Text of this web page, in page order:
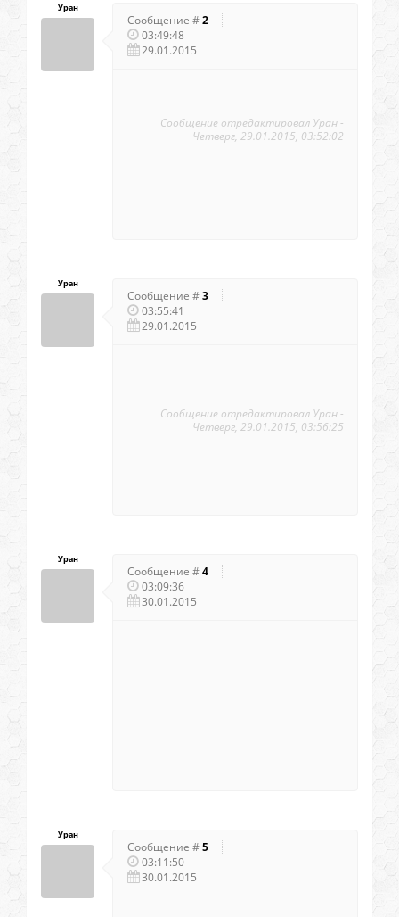
Уран
Сообщение #2
03:49:48
29.01.2015
Сообщение отредактировалУран-
Четверг, 29.01.2015, 03:52:02
Уран
Сообщение #3
03:55:41
29.01.2015
Сообщение отредактировалУран-
Четверг, 29.01.2015, 03:56:25
Уран
Сообщение #4
03:09:36
30.01.2015
Уран
Сообщение #5
03:11:50
30.01.2015